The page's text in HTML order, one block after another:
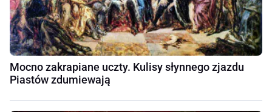
Mocno zakrapiane uczty. Kulisy słynnego zjazdu
Piastów zdumiewają